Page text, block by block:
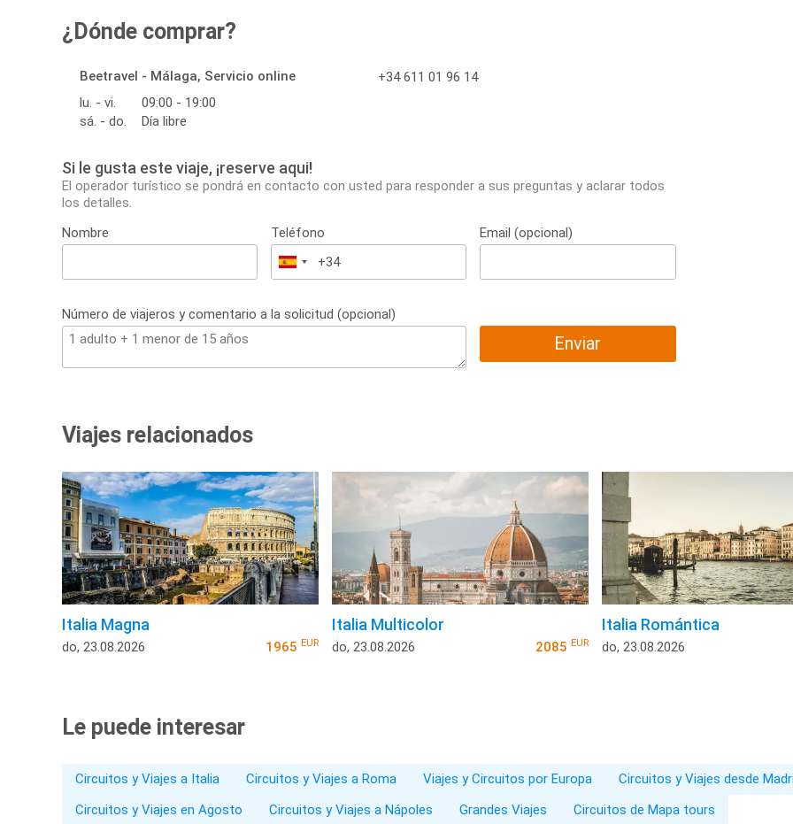
¿Dónde comprar?
Beetravel - Málaga, Servicio online
lu. - vi.
09:00 - 19:00
sá. - do.
Día libre
+34 611 01 96 14
Si le gusta este viaje, ¡reserve aqui!
El operador turístico se pondrá en contacto con usted para responder a sus preguntas y aclarar todos
los detalles.
Nombre
Teléfono
España
+34
Email (opcional)
Número de viajeros y comentario a la solicitud (opcional)
Enviar
Viajes relacionados
Italia Magna
do, 23.08.2026 1965 EUR
Italia Multicolor
do, 23.08.2026 2085 EUR
Italia Romántica
do, 23.08.2026
Le puede interesar
Circuitos y Viajes a Italia Circuitos y Viajes a Roma Viajes y Circuitos por Europa Circuitos y Viajes desde
Circuitos y Viajes en Agosto
Circuitos y Viajes a Nápoles Grandes Viajes Circuitos de Mapa tours